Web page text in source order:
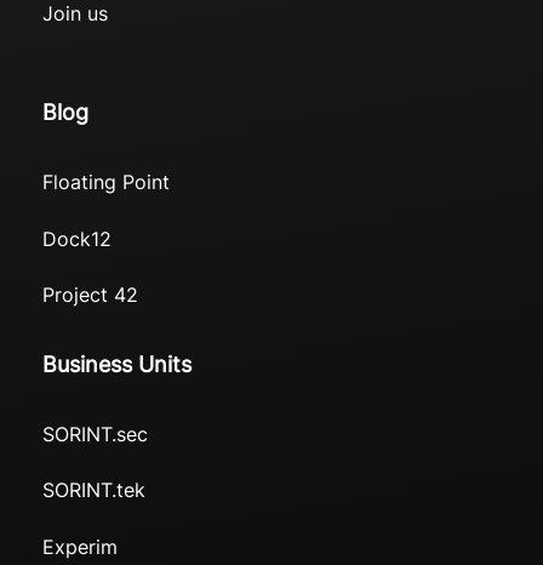
Join us
Blog
Floating Point
Dock12
Project 42
Business Units
SORINT.sec
SORINT.tek
Experim